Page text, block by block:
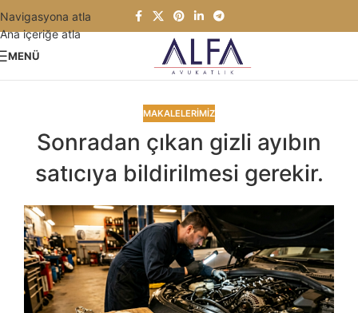
Navigasyona atla
Ana içeriğe atla
MENÜ
MAKALELERIMIZ
Sonradan çıkan gizli ayıbın
satıcıya bildirilmesi gerekir.